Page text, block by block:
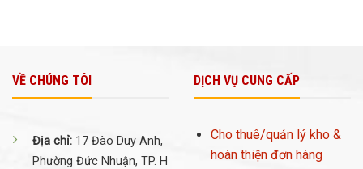
VỀ CHÚNG TÔI
Địa chỉ: 17 Đào Duy Anh,
Phường Đức Nhuận, TP. H
DỊCH VỤ CUNG CẤP
Cho thuê/quản lý kho &
hoàn thiện đơn hàng